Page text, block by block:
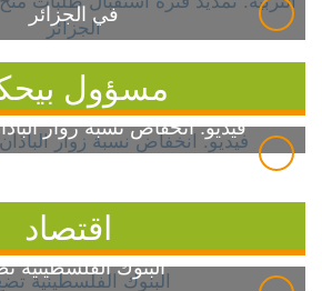
في الجزائر
مسؤول
فيديو: انخفاض نسبة زوار
اقتصاد
البنوك الفلسطينية